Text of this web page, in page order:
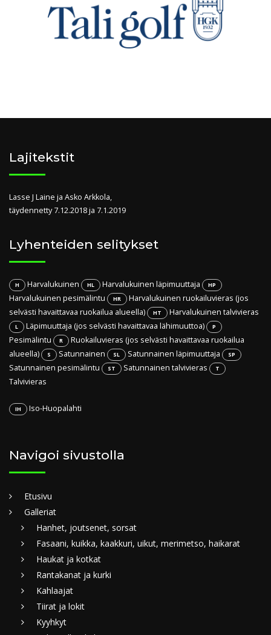
Lajitekstit
Lasse J Laine ja Asko Arkkola,
täydennetty 7.12.2018 ja 7.1.2019
Lyhenteiden selitykset
H Harvalukuinen HL Harvalukuinen läpimuuttaja HP
Harvalukuinen pesimälintu HR
Harvalukuinen ruokailuvieras (jos
selvästi havaittavaa ruokailua alueella)
HT Harvalukuinen talvivieras
L Läpimuuttaja (jos selvästi havaittavaa lähimuuttoa) P
Pesimälintu R
Ruokailuvieras (jos selvästi havaittavaa ruokailua
alueella)
S Satunnainen SL Satunnainen läpimuuttaja SP
Satunnainen pesimälintu ST Satunnainen talvivieras T
Talvivieras
IH Iso-Huopalahti
Navigoi sivustolla
Etusivu
Galleriat
Hanhet, joutsenet, sorsat
Fasaani, kuikka, kaakkuri, uikut, merimetso, haikarat
Haukat ja kotkat
Rantakanat ja kurki
Kahlaajat
Tiirat ja lokit
Kyyhkyt